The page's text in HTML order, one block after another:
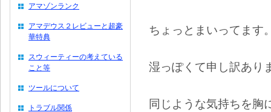
ちょっとまいってます
湿っぽくて申し訳あり
同じような気持ちを胸
アマゾンランク
アマデウス２レビューと超豪
華特典
スウィーティーの考えている
こと等
ツールについて
トラブル関係